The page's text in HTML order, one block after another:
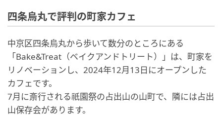
四条烏丸で評判の町家カフェ
中京区四条烏丸から歩いて数分のところにある
「Bake&Treat（ベイクアンドトリート）」は、町家を
リノベーションし、2024年12月13日にオープンした
カフェです。
7月に斎行される祇園祭の占出山の山町で、隣には占出
山保存会があります。